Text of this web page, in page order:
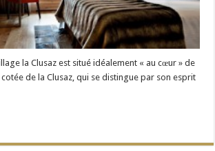
la Clusaz est situé idéalement « au cœur » de
de la Clusaz, qui se distingue par son esprit